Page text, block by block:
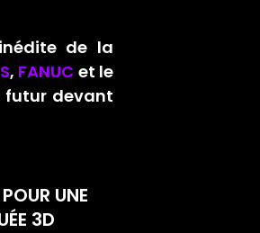
de la
, FANUC et le
futur devant
UNE
3D